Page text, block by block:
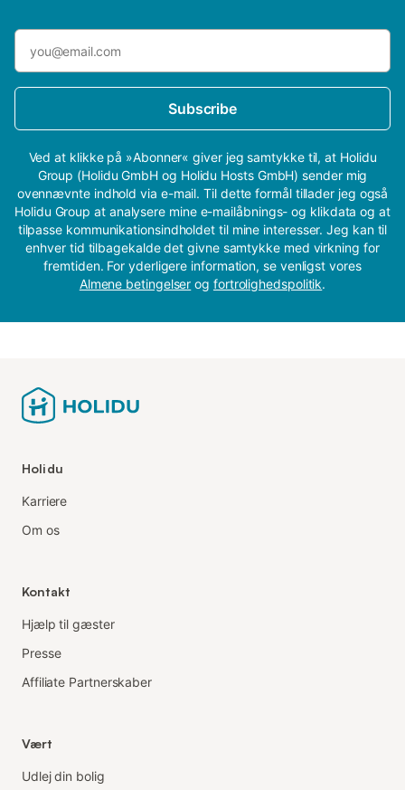
Subscribe
Ved at klikke på »Abonner« giver jeg samtykke til, at Holidu
Group (Holidu GmbH og Holidu Hosts GmbH) sender mig
ovennævnte indhold via e-mail. Til dette formål tillader jeg også
Holidu Group at analysere mine e-mailåbnings- og klikdata og at
tilpasse kommunikationsindholdet til mine interesser. Jeg kan til
enhver tid tilbagekalde det givne samtykke med virkning for
fremtiden. For yderligere information, se venligst vores
Almene betingelser og fortrolighedspolitik.
Holidu
Karriere
Om os
Kontakt
Hjælp til gæster
Presse
Affiliate Partnerskaber
Vært
Udlej din bolig